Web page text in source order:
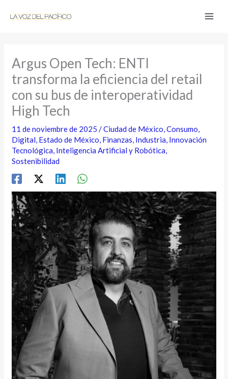
Argus Open Tech: ENTI
transforma la eficiencia del retail
con su bus de interoperatividad
High Tech
11 de noviembre de 2025/Ciudad de México,Consumo,
Digital, Estado de México, Finanzas, Industria, Innovación
Tecnológica, Inteligencia Artificial y Robótica,
Sostenibilidad